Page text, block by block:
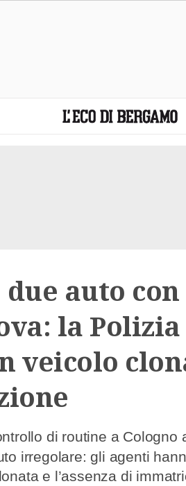
auto
la
veicolo
di routine a Cologno
irregolare: gli agenti
e l’assenza di